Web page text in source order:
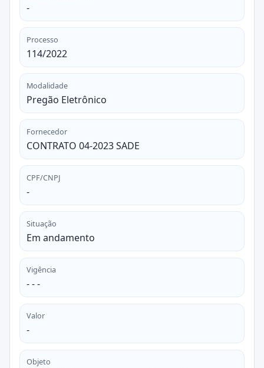
-
Processo
114/2022
Modalidade
Pregão Eletrônico
Fornecedor
CONTRATO 04-2023 SADE
CPF/CNPJ
-
Situação
Em andamento
Vigência
- - -
Valor
-
Objeto